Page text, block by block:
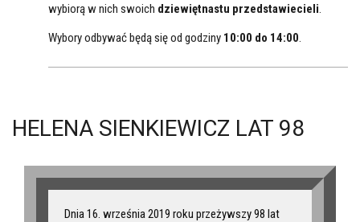
wybiorą w nich swoich dziewiętnastu przedstawiecieli
Wybory odbywać będą się od godziny 10:00 do 14:00
HELENA SIENKIEWICZ LAT 98
Dnia 16. września 2019 roku przeżywszy 98 lat